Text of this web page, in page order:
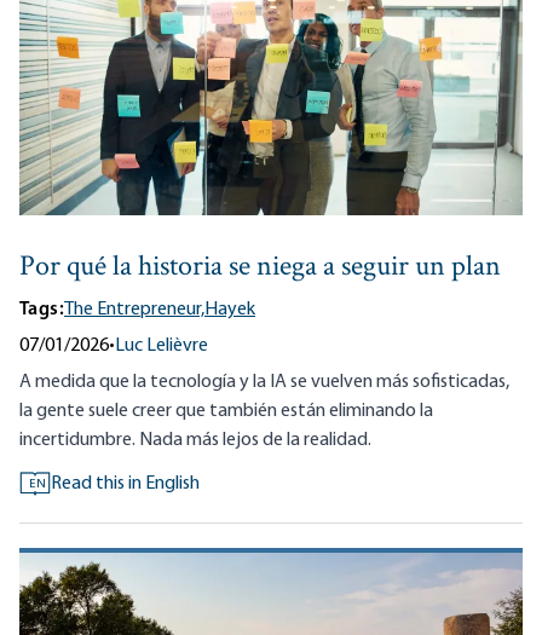
Por qué la historia se niega a seguir un plan
Tags: The Entrepreneur,Hayek
07/01/2026• Luc Lelièvre
A medida que la tecnología y la IA se vuelven más sofisticadas,
la gente suele creer que también están eliminando la
incertidumbre. Nada más lejos de la realidad.
EN Read this in English